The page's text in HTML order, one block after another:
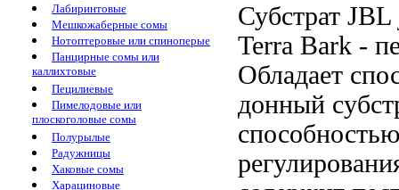
Лабиринтовые
Мешкожаберные сомы
Нотоптеровые или спиноперые
Панцирные сомы или
каллихтовые
Пецилиевые
Пимелодовые или
плоскоголовые сомы
Полурылые
Радужницы
Хаковые сомы
Харациновые
Субстрат JBL
Terra Bark -
Обладает
донный
способностью